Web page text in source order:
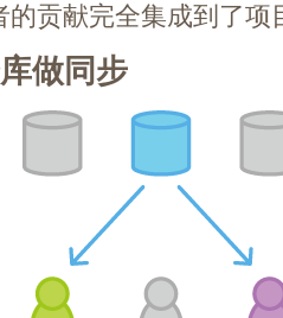
的贡献完全集成到了项
做同步